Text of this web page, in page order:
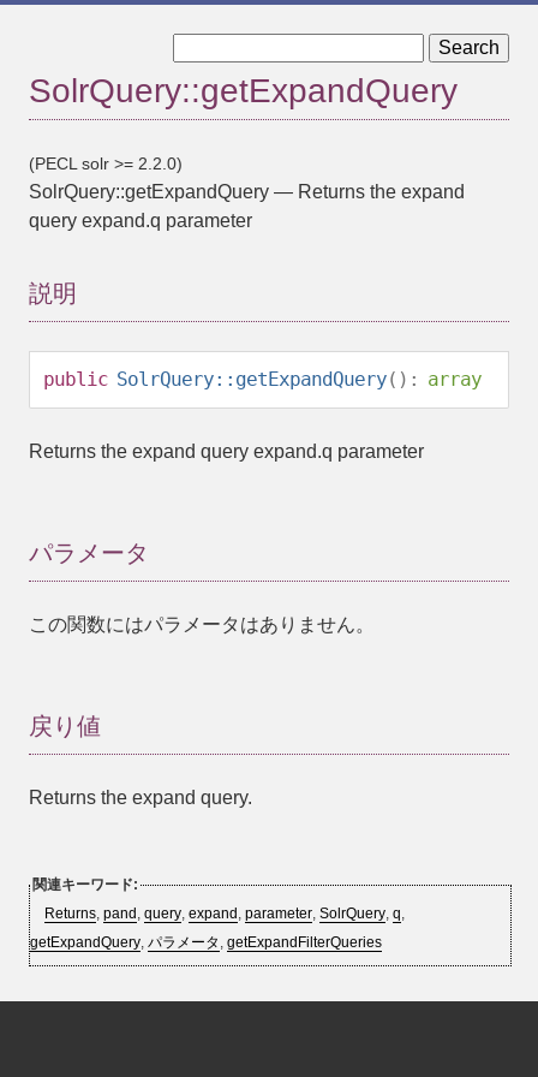
SolrQuery::getExpandRows »
SolrQuery::getExpandQuery
(PECL solr >= 2.2.0)
SolrQuery::getExpandQuery — Returns the expand
query expand.q parameter
説明
public SolrQuery::getExpandQuery(): array
Returns the expand query expand.q parameter
パラメータ
この関数にはパラメータはありません。
戻り値
Returns the expand query.
関連キーワード:
Returns, pand , query, expand , parameter, SolrQuery, q,
getExpandQuery, パラメータ , getExpandFilterQueries